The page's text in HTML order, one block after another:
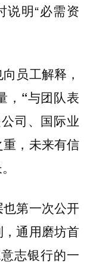
说明“必需资
员工解释，
，“与团队表
司、国际业
，未来有信
第一次公开
通用磨坊首
志银行的一